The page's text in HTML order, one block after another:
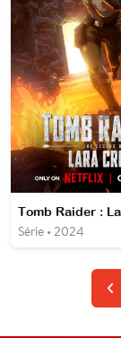
Série • 2024